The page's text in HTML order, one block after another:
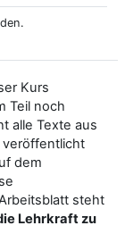
Kurs
Teil noch
alle Texte aus
dem
steht
Lehrkraft zu